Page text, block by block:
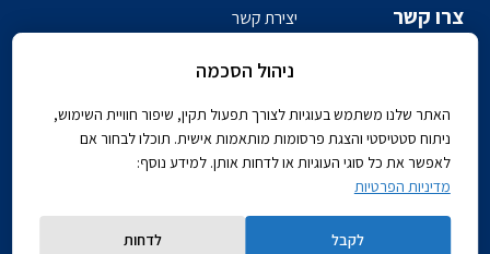
צרו קשר
יצירת קשר
ספר טלפונים פקולטי
Powered by
ניהול הסכמה
האתר שלנו משתמש בעוגיות לצורך תפעול תקין, שיפור חוויית השימוש,
ניתוח סטטיסטי והצגת פרסומות מותאמות אישית. תוכלו לבחור אם
לאפשר את כל סוגי העוגיות או לדחות אותן. למידע נוסף:
מדיניות הפרטיות
לקבל לדחות